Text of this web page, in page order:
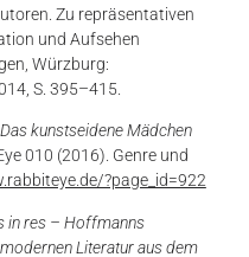
Zu repräsentativen
und Aufsehen
Würzburg:
S. 395–415.
Das kunstseidene Mädchen
010 (2016). Genre und
?page_id=922
in res – Hoffmanns
Literatur aus dem